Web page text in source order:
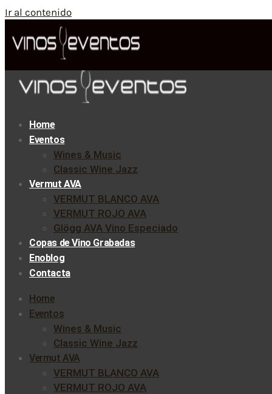
Ir al contenido
Home
Eventos
Wines & Music
Classic Wine Jazz
Vermut AVA
VERMUT BLANCO AVA
VERMUT ROJO AVA
Glögg AVA Vino Especiado
Copas de Vino Grabadas
Enoblog
Contacta
Home
Eventos
Wines & Music
Classic Wine Jazz
Vermut AVA
VERMUT BLANCO AVA
VERMUT ROJO AVA